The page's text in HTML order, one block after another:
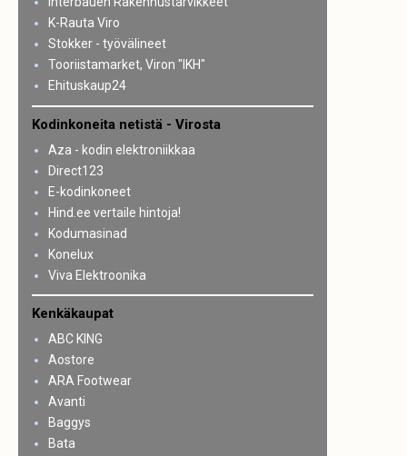
K-Rauta Viro
Stokker - työvälineet
Tooriistamarket, Viron "IKH"
Ehituskaup24
Kodinkoneita netistä - Virosta
Aza - kodin elektroniikkaa
Direct123
E-kodinkoneet
Hind.ee vertaile hintoja!
Kodumasinad
Konelux
Viva Elektroonika
Kenkäkaupat
ABC KING
Aostore
ARA Footwear
Avanti
Baggys
Bata